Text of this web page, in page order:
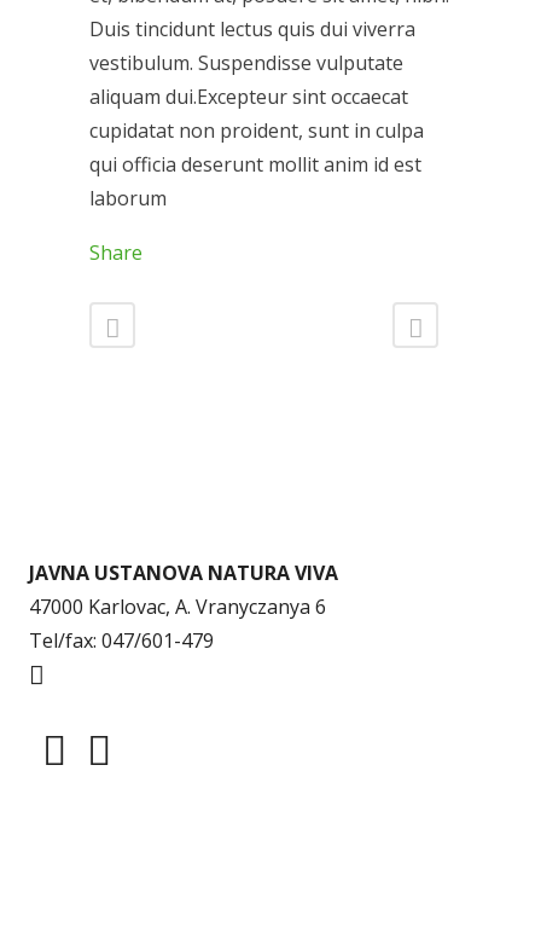
Duis tincidunt lectus quis dui viverra
vestibulum. Suspendisse vulputate
aliquam dui.Excepteur sint occaecat
cupidatat non proident, sunt in culpa
qui officia deserunt mollit anim id est
laborum
Share
JAVNA USTANOVA NATURA VIVA
47000 Karlovac, A. Vranyczanya 6
Tel/fax: 047/601-479